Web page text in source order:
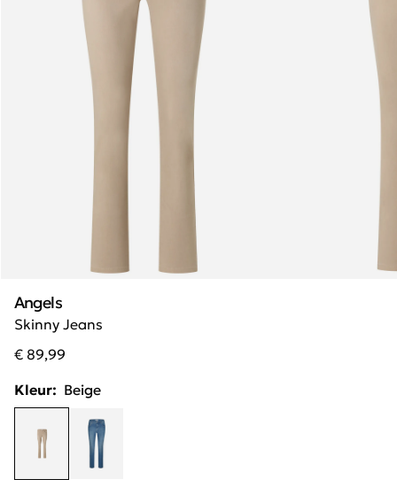
Skinny Jeans
Angels
€ 89,99
Kleur: Beige